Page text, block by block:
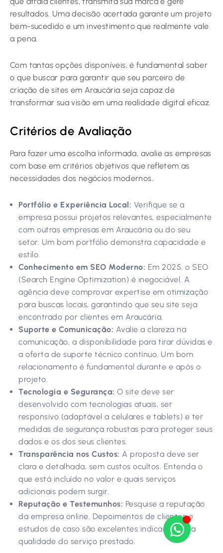
resultados. Uma decisão acertada garante um projeto
bem-sucedido e um investimento que realmente vale
a pena.
Com tantas opções disponíveis, é fundamental saber
o que buscar para garantir que seu parceiro de
criação de sites em Araucária seja capaz de
transformar sua visão em uma realidade digital eficaz.
Critérios de Avaliação
Para fazer uma escolha informada, avalie as empresas
com base em critérios objetivos que refletem as
necessidades dos negócios modernos.
Portfólio e Experiência Local: Verifique se a
empresa possui projetos relevantes, especialmente
com outras empresas em Araucária ou do seu
setor. Um bom portfólio demonstra capacidade e
estilo.
Conhecimento em SEO Moderno: Em 2025, o SEO
(Search Engine Optimization) é inegociável. A
agência deve comprovar expertise em otimização
para buscas locais, garantindo que seu site seja
encontrado por clientes em Araucária.
Suporte e Comunicação: Avalie a clareza na
comunicação, a disponibilidade para tirar dúvidas e
a oferta de suporte técnico contínuo. Um bom
relacionamento é fundamental durante e após o
projeto.
Tecnologia e Segurança: O site deve ser
desenvolvido com tecnologias atuais, ser
responsivo (adaptável a celulares e tablets) e ter
medidas de segurança robustas para proteger seus
dados e os dos seus clientes.
Transparência nos Custos: A proposta deve ser
clara e detalhada, sem custos ocultos. Entenda o
que está incluído no valor e quais serviços
adicionais podem surgir.
Reputação e Testemunhos: Pesquise a reputação
da empresa online. Depoimentos de clientes e
estudos de caso são excelentes indicadores da
qualidade do serviço prestado.